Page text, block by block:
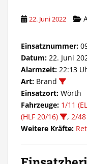
22. Juni 2022
Einsatznummer:
Datum: 22. Juni
Alarmzeit: 22:13
Art: Brand
Einsatzort: Wörth
Fahrzeuge: 1/11
(HLF 20/16)
, 2/48
Weitere Kräfte: